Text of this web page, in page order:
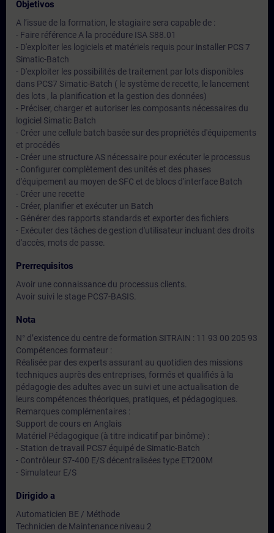
Objetivos
A l’issue de la formation, le stagiaire sera capable de :
- Faire référence A la procédure ISA S88.01
- D'exploiter les logiciels et matériels requis pour installer PCS 7
Simatic-Batch
- D'exploiter les possibilités de traitement par lots disponibles
dans PCS7 Simatic-Batch ( le système de recette, le lancement
des lots , la planification et la gestion des données)
- Préciser, charger et autoriser les composants nécessaires du
logiciel Simatic Batch
- Créer une cellule batch basée sur des propriétés d'équipements
et procédés
- Créer une structure AS nécessaire pour exécuter le processus
- Configurer complètement des unités et des phases
d'équipement au moyen de SFC et de blocs d'interface Batch
- Créer une recette
- Créer, planifier et exécuter un Batch
- Générer des rapports standards et exporter des fichiers
- Exécuter des tâches de gestion d'utilisateur incluant des droits
d'accès, mots de passe.
Prerrequisitos
Avoir une connaissance du processus clients.
Avoir suivi le stage PCS7-BASIS.
Nota
N° d’existence du centre de formation SITRAIN : 11 93 00 205 93
Compétences formateur :
Réalisée par des experts assurant au quotidien des missions
techniques auprès des entreprises, formés et qualifiés à la
pédagogie des adultes avec un suivi et une actualisation de
leurs compétences théoriques, pratiques, et pédagogiques.
Remarques complémentaires :
Support de cours en Anglais
Matériel Pédagogique (à titre indicatif par binôme) :
- Station de travail PCS7 équipé de Simatic-Batch
- Contrôleur S7-400 E/S décentralisées type ET200M
- Simulateur E/S
Dirigido a
Automaticien BE / Méthode
Technicien de Maintenance niveau 2